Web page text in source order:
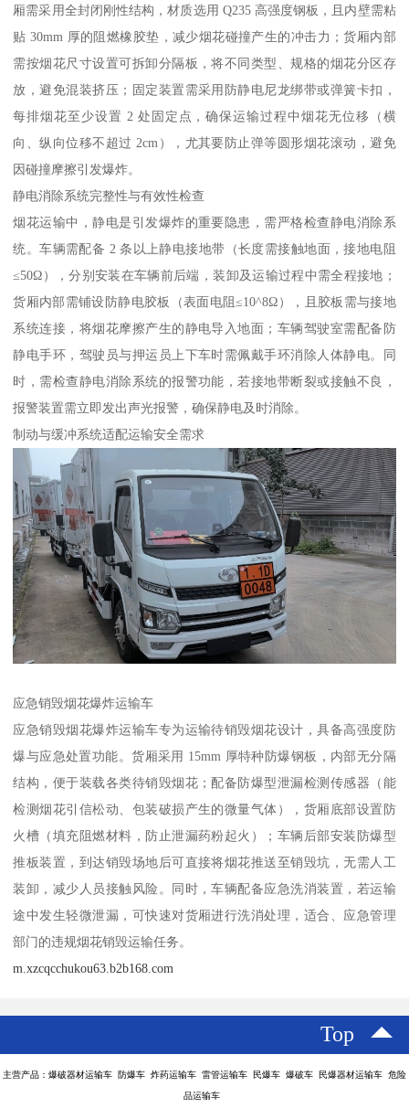
厢需采用全封闭刚性结构，材质选用 Q235 高强度钢板，且内壁需粘
贴 30mm 厚的阻燃橡胶垫，减少烟花碰撞产生的冲击力；货厢内部
需按烟花尺寸设置可拆卸分隔板，将不同类型、规格的烟花分区存
放，避免混装挤压；固定装置需采用防静电尼龙绑带或弹簧卡扣，
每排烟花至少设置 2 处固定点，确保运输过程中烟花无位移（横
向、纵向位移不超过 2cm），尤其要防止弹等圆形烟花滚动，避免
因碰撞摩擦引发爆炸。​
静电消除系统完整性与有效性检查​
烟花运输中，静电是引发爆炸的重要隐患，需严格检查静电消除系
统。车辆需配备 2 条以上静电接地带（长度需接触地面，接地电阻
≤50Ω），分别安装在车辆前后端，装卸及运输过程中需全程接地；
货厢内部需铺设防静电胶板（表面电阻≤10^8Ω），且胶板需与接地
系统连接，将烟花摩擦产生的静电导入地面；车辆驾驶室需配备防
静电手环，驾驶员与押运员上下车时需佩戴手环消除人体静电。同
时，需检查静电消除系统的报警功能，若接地带断裂或接触不良，
报警装置需立即发出声光报警，确保静电及时消除。​
制动与缓冲系统适配运输安全需求​
应急销毁烟花爆炸运输车​
应急销毁烟花爆炸运输车专为运输待销毁烟花设计，具备高强度防
爆与应急处置功能。货厢采用 15mm 厚特种防爆钢板，内部无分隔
结构，便于装载各类待销毁烟花；配备防爆型泄漏检测传感器（能
检测烟花引信松动、包装破损产生的微量气体），货厢底部设置防
火槽（填充阻燃材料，防止泄漏药粉起火）；车辆后部安装防爆型
推板装置，到达销毁场地后可直接将烟花推送至销毁坑，无需人工
装卸，减少人员接触风险。同时，车辆配备应急洗消装置，若运输
途中发生轻微泄漏，可快速对货厢进行洗消处理，适合、应急管理
部门的违规烟花销毁运输任务。​
m.xzcqcchukou63.b2b168.com
Top
主营产品：爆破器材运输车 防爆车 炸药运输车 雷管运输车 民爆车 爆破车 民爆器材运输车 危险
品运输车